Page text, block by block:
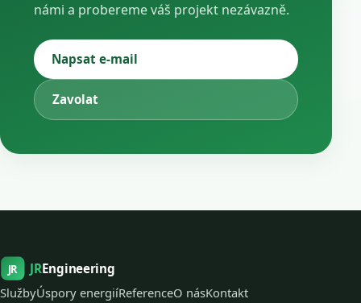
námi a probereme váš projekt nezávazně.
Napsat e-mail
Zavolat
JR JREngineering
SlužbyÚspory energiíReferenceO násKontakt